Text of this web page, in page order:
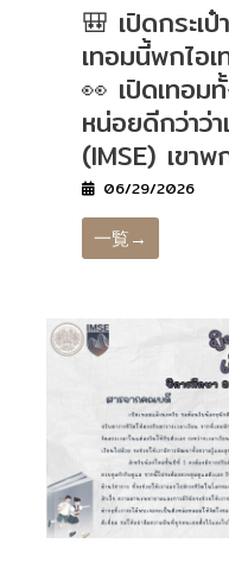
🎒 เปิดกระเ
เทอมนี้พกไอเ
👀 เปิดเทอ
หน่อยดีกว่าว่
(IMSE) เขาพ
06/29/2026
一覧→